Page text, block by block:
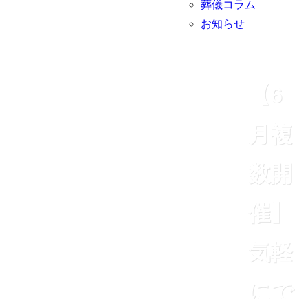
葬儀コラム
お知らせ
【6
月複
数開
催】
気軽
にで